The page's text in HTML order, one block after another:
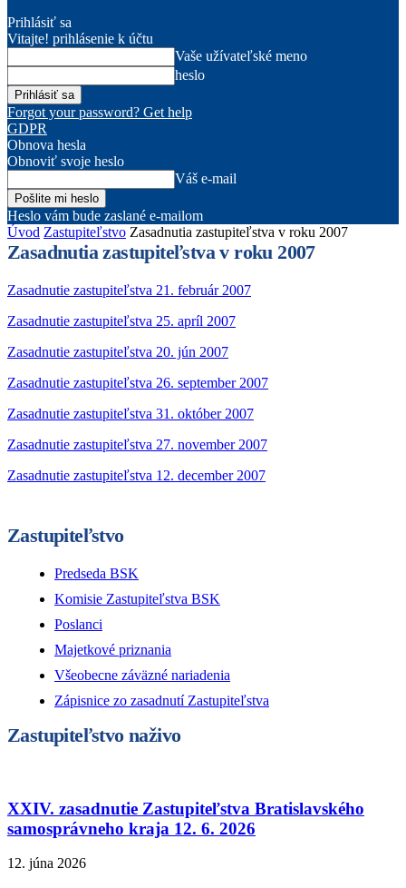
Prihlásiť sa
Vitajte! prihlásenie k účtu
Vaše užívateľské meno
heslo
Forgot your password? Get help
GDPR
Obnova hesla
Obnoviť svoje heslo
Váš e-mail
Heslo vám bude zaslané e-mailom
Úvod Zastupiteľstvo Zasadnutia zastupiteľstva v roku 2007
Zasadnutia zastupiteľstva v roku 2007
Zasadnutie zastupiteľstva 21. február 2007
Zasadnutie zastupiteľstva 25. apríl 2007
Zasadnutie zastupiteľstva 20. jún 2007
Zasadnutie zastupiteľstva 26. september 2007
Zasadnutie zastupiteľstva 31. október 2007
Zasadnutie zastupiteľstva 27. november 2007
Zasadnutie zastupiteľstva 12. december 2007
Zastupiteľstvo
Predseda BSK
Komisie Zastupiteľstva BSK
Poslanci
Majetkové priznania
Všeobecne záväzné nariadenia
Zápisnice zo zasadnutí Zastupiteľstva
Zastupiteľstvo naživo
XXIV. zasadnutie Zastupiteľstva Bratislavského
samosprávneho kraja 12. 6. 2026
12. júna 2026